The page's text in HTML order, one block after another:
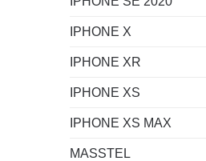
IPHONE X
IPHONE XR
IPHONE XS
IPHONE XS MAX
MASSTEL